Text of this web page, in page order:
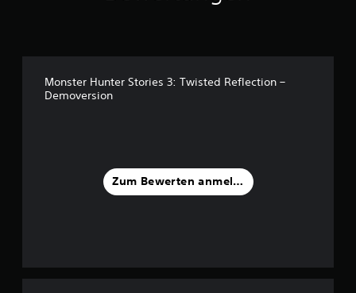
Monster Hunter Stories 3: Twisted Reflection –
Demoversion
Zum Bewerten anmelden